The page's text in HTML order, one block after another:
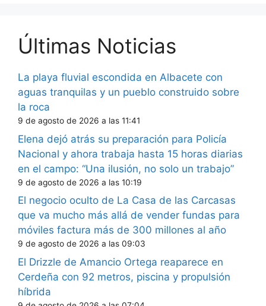
Últimas Noticias
La playa fluvial escondida en Albacete con
aguas tranquilas y un pueblo construido sobre
la roca
9 de agosto de 2026 a las 11:41
Elena dejó atrás su preparación para Policía
Nacional y ahora trabaja hasta 15 horas diarias
en el campo: “Una ilusión, no solo un trabajo”
9 de agosto de 2026 a las 10:19
El negocio oculto de La Casa de las Carcasas
que va mucho más allá de vender fundas para
móviles factura más de 300 millones al año
9 de agosto de 2026 a las 09:03
El Drizzle de Amancio Ortega reaparece en
Cerdeña con 92 metros, piscina y propulsión
híbrida